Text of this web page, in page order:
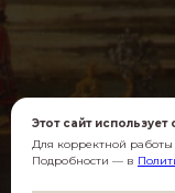
Этот сайт
Для корректной
Подробности — в